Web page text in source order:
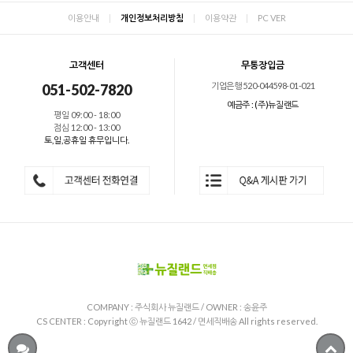
이용안내 개인정보처리방침 이용약관 PC VER
고객센터
051-502-7820
평일 09:00 - 18:00
점심 12:00 - 13:00
토,일,공휴일 휴무입니다.
무통장입금
기업은행 520-044598-01-021
예금주 : (주)뉴질랜드
COMPANY : 주식회사 뉴질랜드 / OWNER : 송윤주
CS CENTER : Copyright ⓒ 뉴질랜드 1642 / 면세직배송 All rights reserved.